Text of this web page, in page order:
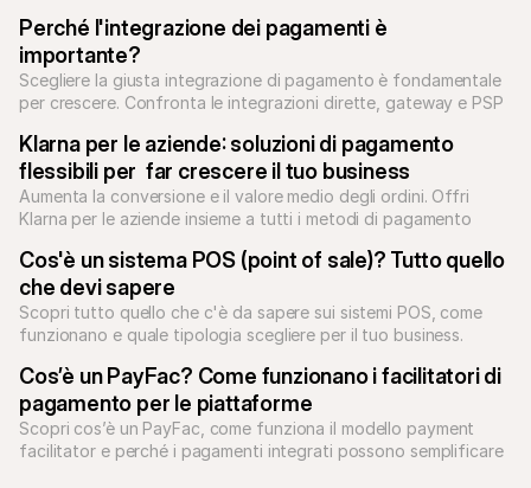
Perché l'integrazione dei pagamenti è
importante?
Scegliere la giusta integrazione di pagamento è fondamentale
per crescere. Confronta le integrazioni dirette, gateway e PSP
Klarna per le aziende: soluzioni di pagamento
flessibili per  far crescere il tuo business
Aumenta la conversione e il valore medio degli ordini. Offri
Klarna per le aziende insieme a tutti i metodi di pagamento
Cos'è un sistema POS (point of sale)? Tutto quello
che devi sapere
Scopri tutto quello che c'è da sapere sui sistemi POS, come
funzionano e quale tipologia scegliere per il tuo business.
Cos’è un PayFac? Come funzionano i facilitatori di
pagamento per le piattaforme
Scopri cos’è un PayFac, come funziona il modello payment
facilitator e perché i pagamenti integrati possono semplificare